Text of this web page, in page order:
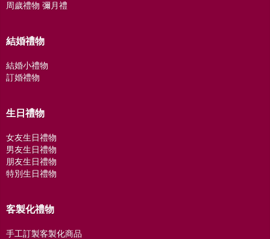
周歲禮物 彌月禮
結婚禮物
結婚小禮物
訂婚禮物
生日禮物
女友生日禮物
男友生日禮物
朋友生日禮物
特別生日禮物
客製化禮物
手工訂製客製化商品